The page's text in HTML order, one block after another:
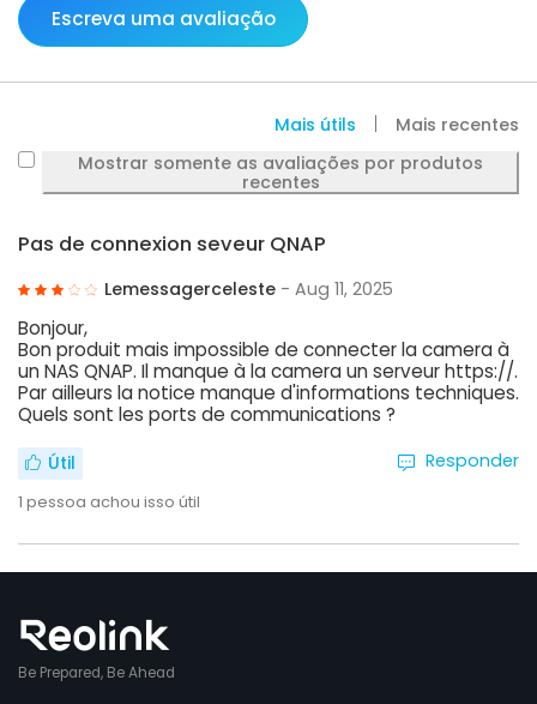
Escreva uma avaliação
Mais útils
Mais recentes
Mostrar somente as avaliações por produtos
recentes
Pas de connexion seveur QNAP
Lemessagerceleste - Aug 11, 2025
Bonjour,
Bon produit mais impossible de connecter la camera à
un NAS QNAP. Il manque à la camera un serveur https://.
Par ailleurs la notice manque d'informations techniques.
Quels sont les ports de communications ?
Útil
1 pessoa achou isso útil
Responder
Be Prepared, Be Ahead